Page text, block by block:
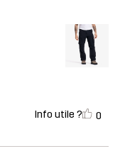
Info utile ? 0